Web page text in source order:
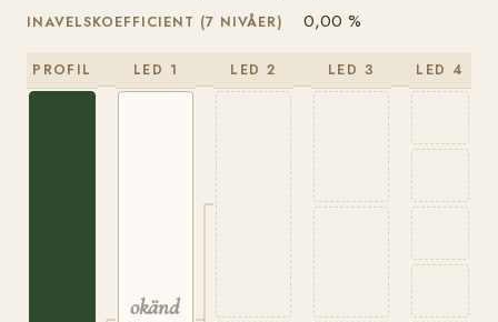
INAVELSKOEFFICIENT (7 NIVÅER) 0,00 %
PROFIL LED 1
okänd
LED 2 LED 3 LED 4